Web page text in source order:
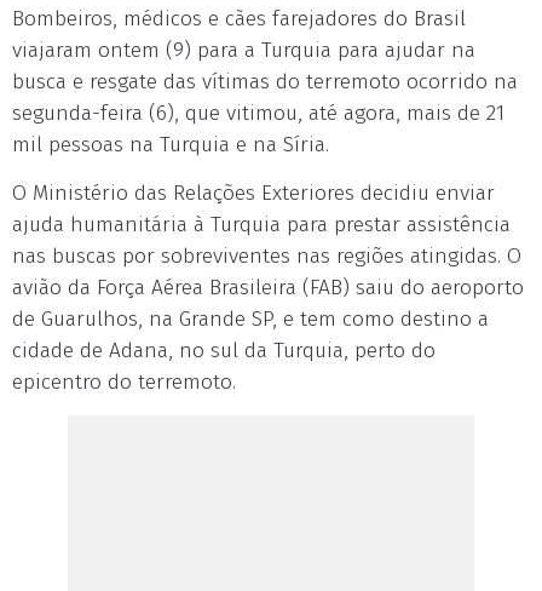
Bombeiros, médicos e cães farejadores do Brasil
viajaram ontem (9) para a Turquia para ajudar na
busca e resgate das vítimas do terremoto ocorrido na
segunda-feira (6), que vitimou, até agora, mais de 21
mil pessoas na Turquia e na Síria.
O Ministério das Relações Exteriores decidiu enviar
ajuda humanitária à Turquia para prestar assistência
nas buscas por sobreviventes nas regiões atingidas. O
avião da Força Aérea Brasileira (FAB) saiu do aeroporto
de Guarulhos, na Grande SP, e tem como destino a
cidade de Adana, no sul da Turquia, perto do
epicentro do terremoto.